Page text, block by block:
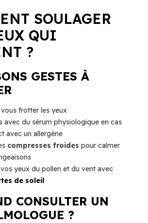
SOULAGER
QUI
?
GESTES À
frotter les yeux
avec du sérum physiologique en cas
avec un allergène
compresses froides pour calmer
yeux du pollen et du vent avec
de soleil
CONSULTER UN
?